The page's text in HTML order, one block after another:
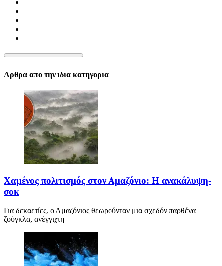
Αρθρα απο την ιδια κατηγορια
Χαμένος πολιτισμός στον Αμαζόνιο: Η ανακάλυψη-
σοκ
Για δεκαετίες, ο Αμαζόνιος θεωρούνταν μια σχεδόν παρθένα
ζούγκλα, ανέγγιχτη